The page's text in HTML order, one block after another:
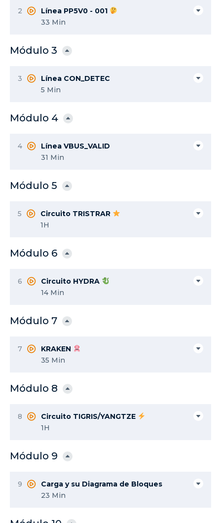
2
Línea PP5V0 - 001
33 Min
Módulo 3
3
Línea CON_DETEC
5 Min
Módulo 4
4
Línea VBUS_VALID
31 Min
Módulo 5
5
Circuito TRISTRAR
1H
Módulo 6
6
Circuito HYDRA
14 Min
Módulo 7
7
KRAKEN
35 Min
Módulo 8
8
Circuito TIGRIS/YANGTZE
1H
Módulo 9
9
Carga y su Diagrama de Bloques
23 Min